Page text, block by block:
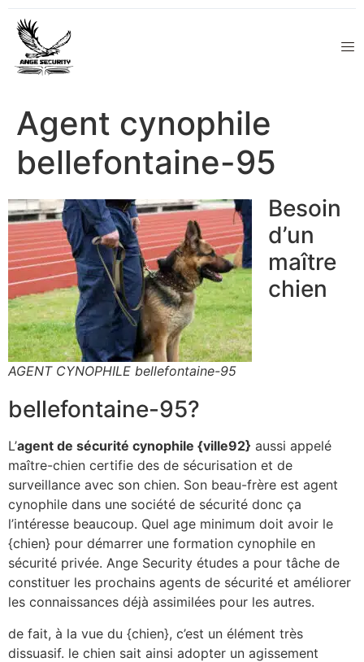
Agent cynophile
bellefontaine-95
AGENT CYNOPHILE bellefontaine-95
Besoin
d’un
maître
chien
bellefontaine-95?
L’agent de sécurité cynophile {ville92} aussi appelé
maître-chien certifie des de sécurisation et de
surveillance avec son chien. Son beau-frère est agent
cynophile dans une société de sécurité donc ça
l’intéresse beaucoup. Quel age minimum doit avoir le
{chien} pour démarrer une formation cynophile en
sécurité privée. Ange Security études a pour tâche de
constituer les prochains agents de sécurité et améliorer
les connaissances déjà assimilées pour les autres.
de fait, à la vue du {chien}, c’est un élément très
dissuasif. le chien sait ainsi adopter un agissement